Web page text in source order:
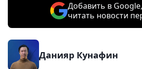
Добавить в
читать новости
Данияр Кунафин